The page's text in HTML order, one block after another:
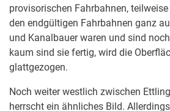
provisorischen Fahrbahnen,
den endgültigen Fahrbahnen ganz
und Kanalbauer waren und sind
kaum sind sie fertig, wird die
glattgezogen.
Noch weiter westlich zwischen
herrscht ein ähnliches Bild.